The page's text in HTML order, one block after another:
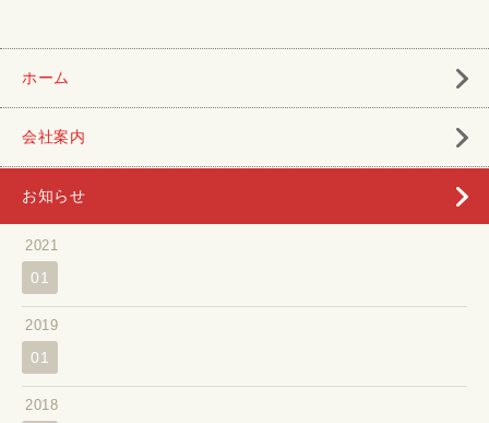
ホーム
会社案内
お知らせ
2021
01
2019
01
2018